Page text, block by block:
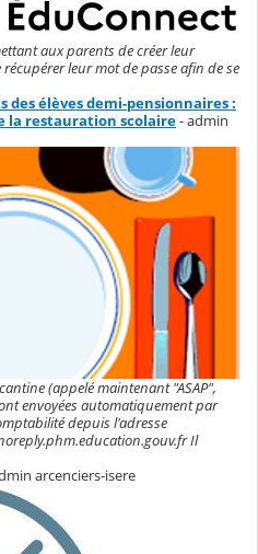
aux parents de créer leur
récupérer leur mot de passe afin de se
élèves demi-pensionnaires :
la restauration scolaire- admin
(appelé maintenant "ASAP",
envoyées automatiquement par
depuis l'adresse
Il
arcenciers-isere